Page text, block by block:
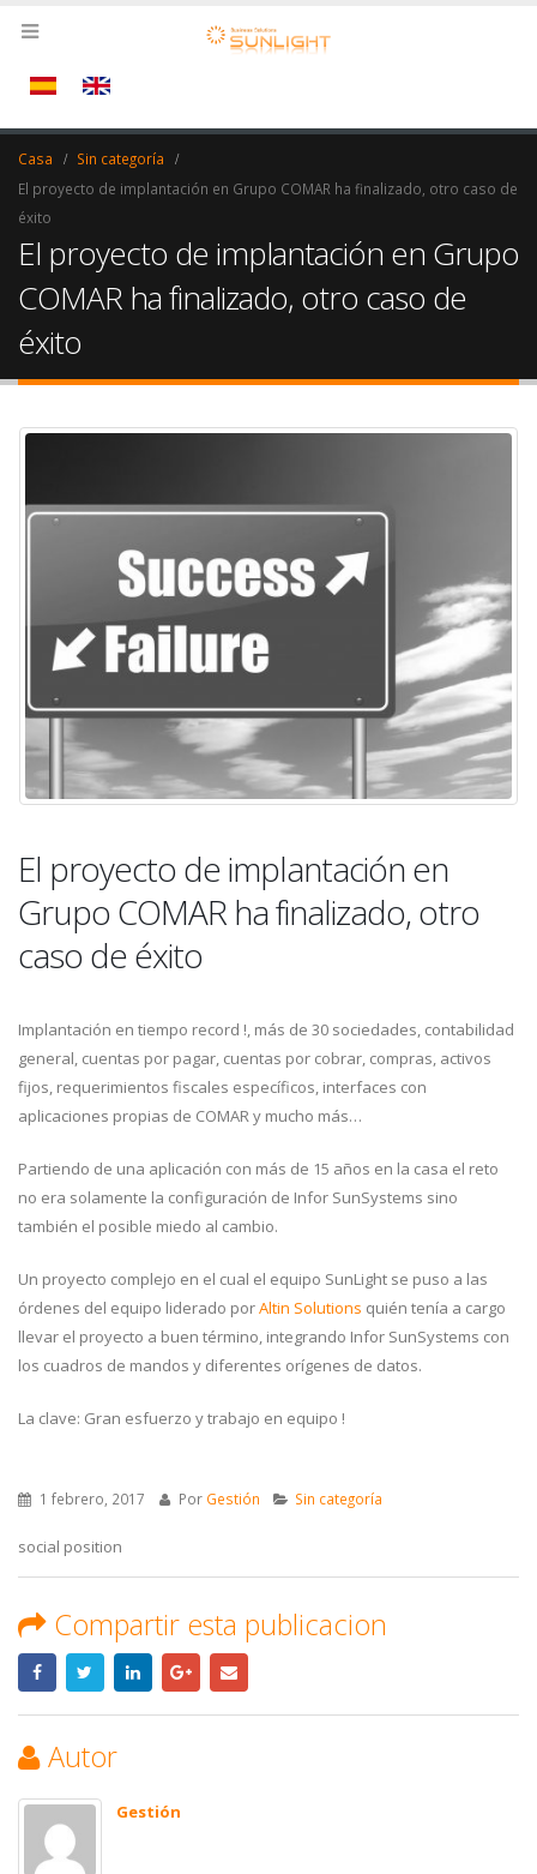
Casa
Sin categoría
El proyecto de implantación en Grupo COMAR ha finalizado, otro caso de
éxito
El proyecto de implantación en Grupo
COMAR ha finalizado, otro caso de
éxito
El proyecto de implantación en
Grupo COMAR ha finalizado, otro
caso de éxito
Implantación en tiempo record !, más de 30 sociedades, contabilidad
general, cuentas por pagar, cuentas por cobrar, compras, activos
fijos, requerimientos fiscales específicos, interfaces con
aplicaciones propias de COMAR y mucho más…
Partiendo de una aplicación con más de 15 años en la casa el reto
no era solamente la configuración de Infor SunSystems sino
también el posible miedo al cambio.
Un proyecto complejo en el cual el equipo SunLight se puso a las
órdenes del equipo liderado porAltin Solutions quién tenía a cargo
llevar el proyecto a buen término, integrando Infor SunSystems con
los cuadros de mandos y diferentes orígenes de datos.
La clave: Gran esfuerzo y trabajo en equipo !
1 febrero, 2017 Por Gestión Sin categoría
social position
Compartir esta publicacion
Autor
Gestión